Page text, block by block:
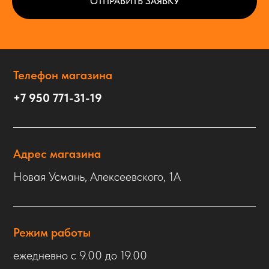
Телефон магазина
+7 950 771-31-19
Адрес магазина
Новая Усмань, Алексеевского, 1А
Режим работы
ежедневно с 9.00 до 19.00